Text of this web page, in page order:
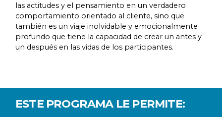
las actitudes y el pensamiento en un verdadero
comportamiento orientado al cliente, sino que
también es un viaje inolvidable y emocionalmente
profundo que tiene la capacidad de crear un antes y
un después en las vidas de los participantes.
ESTE PROGRAMA LE PERMITE: